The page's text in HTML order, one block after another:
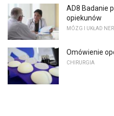
AD8 Badanie
opiekunów
MÓZG I UKŁAD
Omówienie
CHIRURGIA